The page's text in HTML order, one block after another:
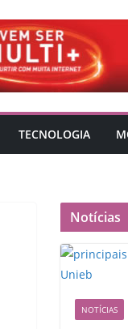
TECNOLOGIA
Notícias
NOTÍCIAS